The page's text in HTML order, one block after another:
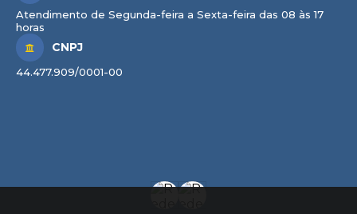
Atendimento de Segunda-feira a Sexta-feira das 08 às 17
horas
CNPJ
44.477.909/0001-00